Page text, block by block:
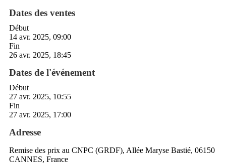
Dates des ventes
Début
14 avr. 2025, 09:00
Fin
26 avr. 2025, 18:45
Dates de l'événement
Début
27 avr. 2025, 10:55
Fin
27 avr. 2025, 17:00
Adresse
Remise des prix au CNPC (GRDF), Allée Maryse Bastié, 06150
CANNES, France